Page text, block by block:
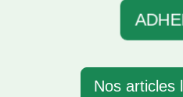
Nos articles